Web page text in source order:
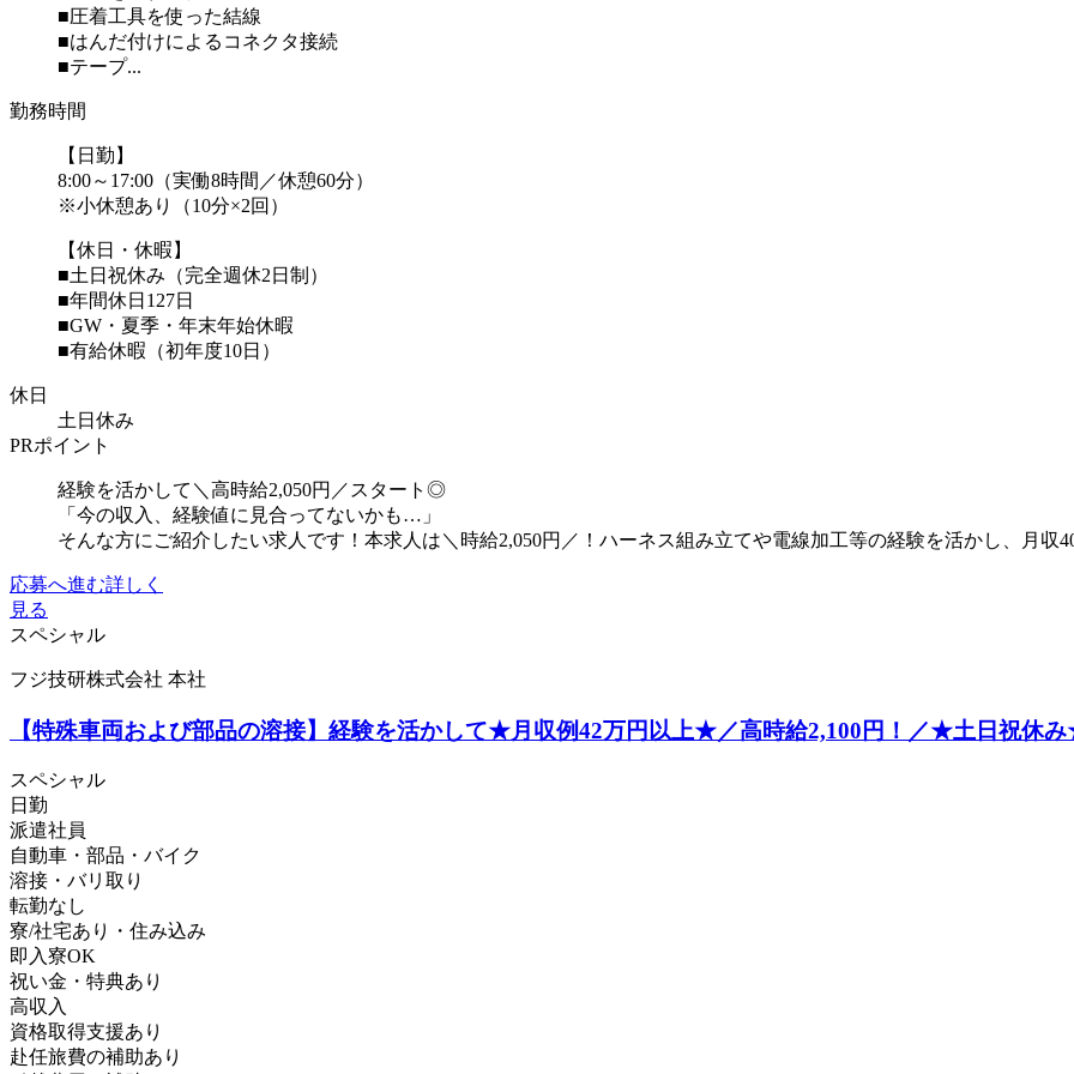
■圧着工具を使った結線
■はんだ付けによるコネクタ接続
■テープ...
勤務時間
【日勤】
8:00～17:00（実働8時間／休憩60分）
※小休憩あり（10分×2回）
【休日・休暇】
■土日祝休み（完全週休2日制）
■年間休日127日
■GW・夏季・年末年始休暇
■有給休暇（初年度10日）
休日
土日休み
PRポイント
経験を活かして＼高時給2,050円／スタート◎
「今の収入、経験値に見合ってないかも…」
そんな方にご紹介したい求人です！本求人は＼時給2,050円／！ハーネス組み立てや電線加工等の経験を活かし、月収
応募へ進む詳しく
見る
スペシャル
フジ技研株式会社 本社
【特殊車両および部品の溶接】経験を活かして★月収例42万円以上★／高時給2,100円！／★土日祝休
スペシャル
日勤
派遣社員
自動車・部品・バイク
溶接・バリ取り
転勤なし
寮/社宅あり・住み込み
即入寮OK
祝い金・特典あり
高収入
資格取得支援あり
赴任旅費の補助あり